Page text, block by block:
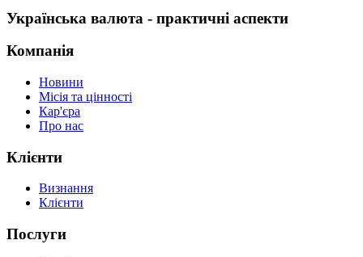
Українська валюта - практичні аспекти
Компанія
Новини
Місія та цінності
Кар'єра
Про нас
Клієнти
Визнання
Клієнти
Послуги